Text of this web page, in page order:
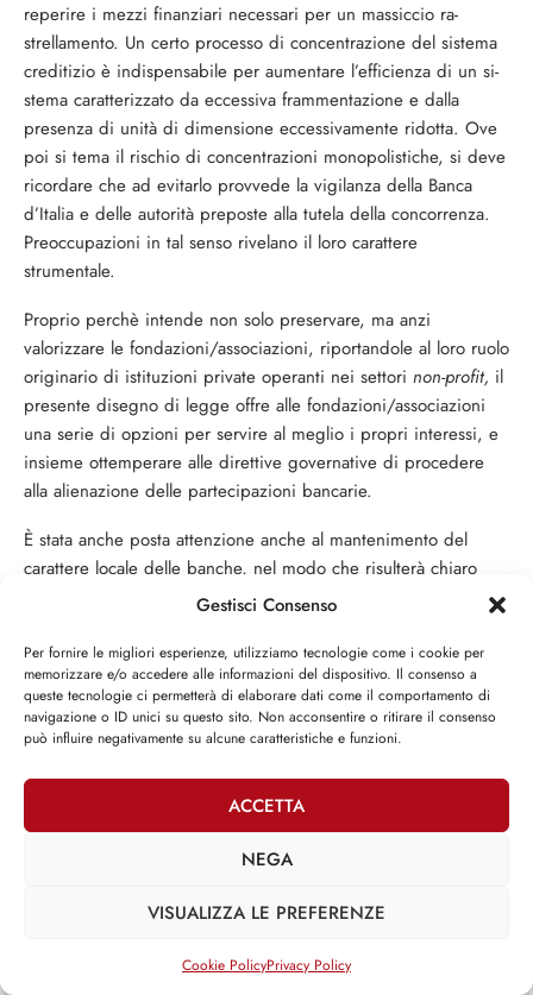
Gestisci Consenso
Per fornire le migliori esperienze, utilizziamo tecnologie come i cookie per
memorizzare e/o accedere alle informazioni del dispositivo. Il consenso a
queste tecnologie ci permetterà di elaborare dati come il comportamento di
navigazione o ID unici su questo sito. Non acconsentire o ritirare il consenso
può influire negativamente su alcune caratteristiche e funzioni.
ACCETTA
NEGA
VISUALIZZA LE PREFERENZE
Cookie PolicyPrivacy Policy
reperire i mezzi finanziari necessari per un massiccio ra­
strellamento. Un certo processo di concen­trazione del sistema
creditizio è indispen­sabile per aumentare l’efficienza di un si­
stema caratterizzato da eccessiva frammen­tazione e dalla
presenza di unità di di­mensione eccessivamente ridotta. Ove
poi si tema il rischio di concentrazioni mo­nopolistiche, si deve
ricordare che ad evi­tarlo provvede la vigilanza della Banca
d’Italia e delle autorità preposte alla tutela della concorrenza.
Preoccupazioni in tal senso rivelano il loro carattere
strumentale.
Proprio perchè intende non solo preserva­re, ma anzi
valorizzare le fondazioni/asso­ciazioni, riportandole al loro ruolo
origina­rio di istituzioni private operanti nei settori non-profit, il
presente disegno di legge offre alle fondazioni/associazioni
una serie di op­zioni per servire al meglio i propri interessi, e
insieme ottemperare alle direttive gover­native di procedere
alla alienazione delle partecipazioni bancarie.
È stata anche posta attenzione anche al mantenimento del
carattere locale delle banche, nel modo che risulterà chiaro
dall’illustrazione della proposta.
Procedure di dismissione
Illustrate le ragioni della cogenza di pri­vatizzare le banche
possedute da fondazio­ni/associazioni per realizzare quella
svolta storica nelle funzioni e compiti dell’ammi­nistrazione
dello Stato, che delle privatizza­zioni è il significato ultimo,
riportato il pro­blema del prezzo dal campo ideologico all’unico
che gli è proprio, ossia quello dell’incontro tra domanda ed
offerta, distin­te le preoccupazioni condivise dalle obiezio­ni
presente disegno di legge.
Dapprima si stabiliscono alcuni criteri per far sì che di vendite